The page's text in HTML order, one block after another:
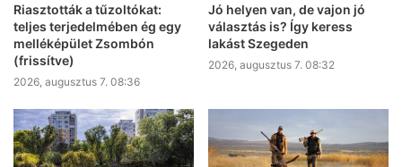
Riasztották a tűzoltókat:
teljes terjedelmében ég egy
melléképület Zsombón
(frissítve)
2026, augusztus 7. 08:36
Jó helyen van, de vajon jó
választás is? Így keress
lakást Szegeden
2026, augusztus 7. 08:32